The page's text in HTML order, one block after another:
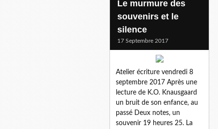
Le murmure des
souvenirs et le
silence
17 Septembre 2017
Atelier écriture vendredi 8
septembre 2017 Après une
lecture de K.O. Knausgaard
un bruit de son enfance, au
passé Deux notes, un
souvenir 19 heures 25. La